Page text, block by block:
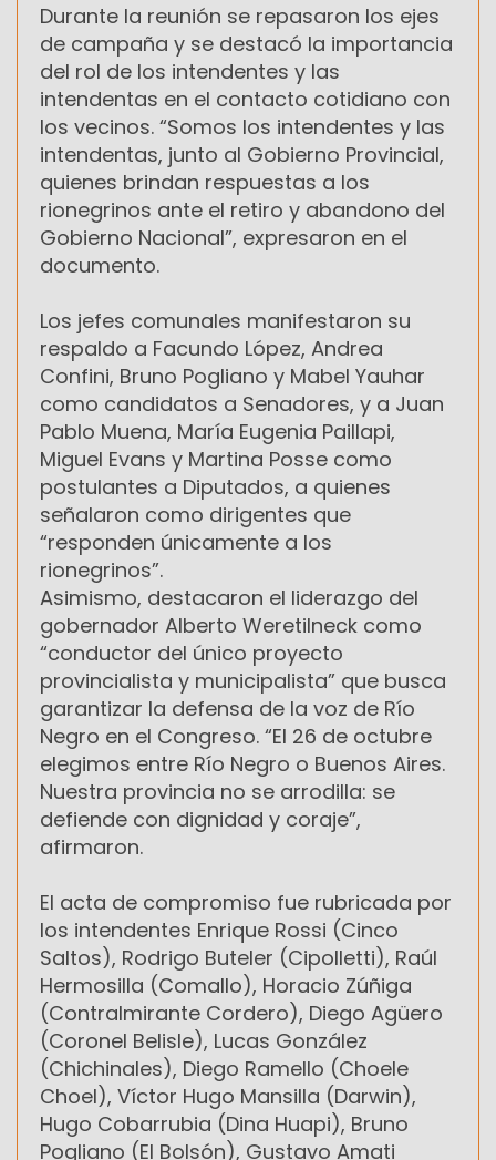
Durante la reunión se repasaron los ejes
de campaña y se destacó la importancia
del rol de los intendentes y las
intendentas en el contacto cotidiano con
los vecinos. “Somos los intendentes y las
intendentas, junto al Gobierno Provincial,
quienes brindan respuestas a los
rionegrinos ante el retiro y abandono del
Gobierno Nacional”, expresaron en el
documento.
Los jefes comunales manifestaron su
respaldo a Facundo López, Andrea
Confini, Bruno Pogliano y Mabel Yauhar
como candidatos a Senadores, y a Juan
Pablo Muena, María Eugenia Paillapi,
Miguel Evans y Martina Posse como
postulantes a Diputados, a quienes
señalaron como dirigentes que
“responden únicamente a los
rionegrinos”.
Asimismo, destacaron el liderazgo del
gobernador Alberto Weretilneck como
“conductor del único proyecto
provincialista y municipalista” que busca
garantizar la defensa de la voz de Río
Negro en el Congreso. “El 26 de octubre
elegimos entre Río Negro o Buenos Aires.
Nuestra provincia no se arrodilla: se
defiende con dignidad y coraje”,
afirmaron.
El acta de compromiso fue rubricada por
los intendentes Enrique Rossi (Cinco
Saltos), Rodrigo Buteler (Cipolletti), Raúl
Hermosilla (Comallo), Horacio Zúñiga
(Contralmirante Cordero), Diego Agüero
(Coronel Belisle), Lucas González
(Chichinales), Diego Ramello (Choele
Choel), Víctor Hugo Mansilla (Darwin),
Hugo Cobarrubia (Dina Huapi), Bruno
Pogliano (El Bolsón), Gustavo Amati